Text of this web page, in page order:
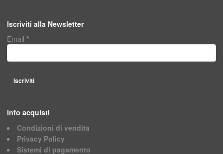
Iscriviti alla Newsletter
Email *
Info acquisti
Condizioni di vendita
Privacy Policy
Sistemi di pagamento